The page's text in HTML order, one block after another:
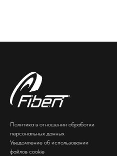
Политика в отношении обработки
персональных данных
Уведомление об использовании
файлов cookie